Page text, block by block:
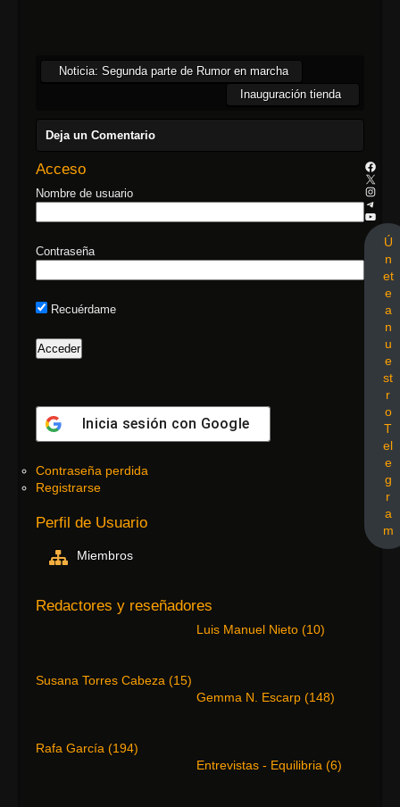
Noticia: Segunda parte de Rumor en marcha
Inauguración tienda
Deja un Comentario
Acceso
Nombre de usuario
Contraseña
Recuérdame
Inicia sesión con Google
Contraseña perdida
Registrarse
Perfil de Usuario
Miembros
Ú
n
et
e
a
n
u
e
st
r
o
T
el
e
g
r
a
m
Redactores y reseñadores
Luis Manuel Nieto (10)
Susana Torres Cabeza (15)
Gemma N. Escarp (148)
Rafa García (194)
Entrevistas - Equilibria (6)